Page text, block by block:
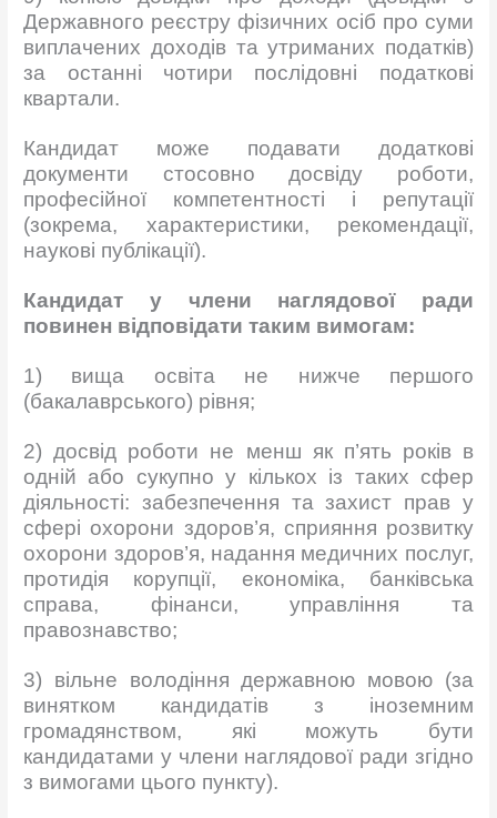
Державного реєстру фізичних осіб про суми
виплачених доходів та утриманих податків)
за останні чотири послідовні податкові
квартали.
Кандидат може подавати додаткові
документи стосовно досвіду роботи,
професійної компетентності і репутації
(зокрема, характеристики, рекомендації,
наукові публікації).
Кандидат у члени наглядової ради
повинен відповідати таким вимогам:
1) вища освіта не нижче першого
(бакалаврського) рівня;
2) досвід роботи не менш як п’ять років в
одній або сукупно у кількох із таких сфер
діяльності: забезпечення та захист прав у
сфері охорони здоров’я, сприяння розвитку
охорони здоров’я, надання медичних послуг,
протидія корупції, економіка, банківська
справа, фінанси, управління та
правознавство;
3) вільне володіння державною мовою (за
винятком кандидатів з іноземним
громадянством, які можуть бути
кандидатами у члени наглядової ради згідно
з вимогами цього пункту).